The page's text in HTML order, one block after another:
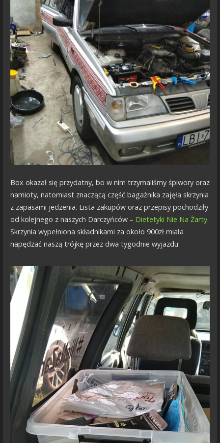
Box okazał się przydatny, bo w nim trzymaliśmy śpiwory oraz
namioty, natomiast znaczącą część bagażnika zajęła skrzynia
z zapasami jedzenia. Lista zakupów oraz przepisy pochodziły
od kolejnego z naszych Darczyńców – Dietetyki Nie Na Żarty.
Skrzynia wypełniona składnikami za około 900zł miała
napędzać naszą trójkę przez dwa tygodnie wyjazdu.